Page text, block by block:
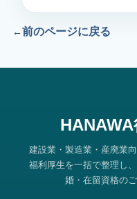
前のページに戻る
建設業・製造業・産廃業
福利厚生を一括で整理し
婚・在留資格の